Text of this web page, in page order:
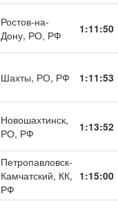
Ростов-на-
Дону, РО, РФ
1:11:50
Шахты, РО, РФ 1:11:53
Новошахтинск,
РО, РФ
1:13:52
Петропавловск-
Камчатский, КК,
РФ
1:15:00